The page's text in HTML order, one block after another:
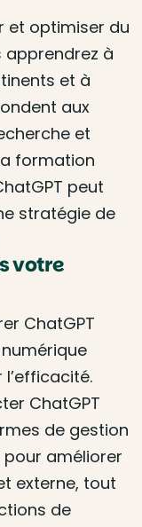
et optimiser du
apprendrez à
et à
aux
et
formation
peut
stratégie de
votre
ChatGPT
ChatGPT
de gestion
pour améliorer
externe, tout
de